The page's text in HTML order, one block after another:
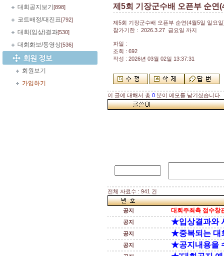
대회공지보기 [898]
코트배정/대진표[792]
대회(입상)결과[530]
대회화보/동영상[536]
회원보기
가입하기
제5회 기장군수배 오픈부 순연
제5회 기장군수배 오픈부 순연(4월5일 일요
참가기한 : 2026.3.27 금요일 까지
파일 :
조회 : 692
작성 : 2026년 03월 02일 13:37:31
이 글에 대해서 총 0 분이 메모를 남기셨습니다.
전체 자료수 : 941 건
공지 대회주최측 접수창
공지 ★입상결과와
공지 ★중복되는 대
공지 ★공지내용을